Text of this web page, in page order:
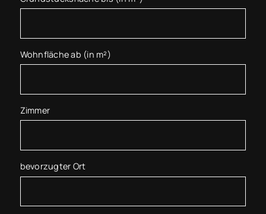
Wohnfläche ab (in m²)
Zimmer
bevorzugter Ort